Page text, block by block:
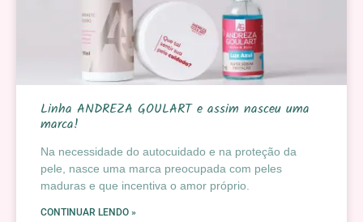
Linha ANDREZA GOULART e assim nasceu uma
marca!
Na necessidade do autocuidado e na proteção da
pele, nasce uma marca preocupada com peles
maduras e que incentiva o amor próprio.
CONTINUAR LENDO »